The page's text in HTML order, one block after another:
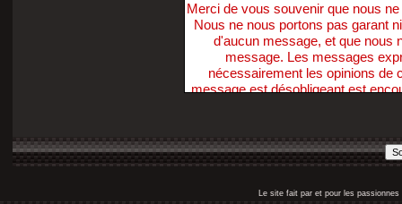
Merci de vous souvenir que nous
Nous ne nous portons pas garant
d'aucun message, et que nous
message. Les messages
nécessairement les opinions de
message est désobligeant est
pas ces Forums pour poster
diffamatoire, inexacte, abusive,
Le site fait par et pour les